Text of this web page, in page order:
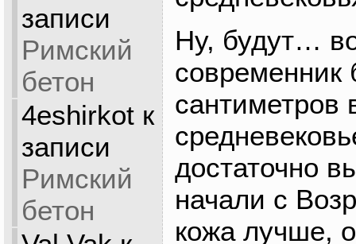
записи
Римский
бетон
4eshirkotк
записи
Римский
бетон
Ну, будут…
современник
достаточно
начали с
кожа лучше,